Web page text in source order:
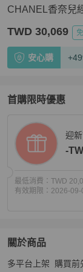
CHANEL香奈兒
TWD 30,069
安心購
首購限時優惠
迎
-
最低消費： TWD
有效期限： 2026-09-
關於商品
關於CHANEL香
多平台上架  購買前